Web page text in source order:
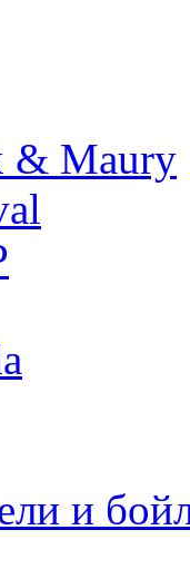
& Maury
и